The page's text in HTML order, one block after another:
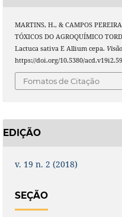
MARTINS, H., & CAMPOS
TÓXICOS DO AGROQUÍMICO
Lactuca sativa E Allium cepa.
https://doi.org/10.5380/
Fomatos de Citação
EDIÇÃO
v. 19 n. 2 (2018)
SEÇÃO